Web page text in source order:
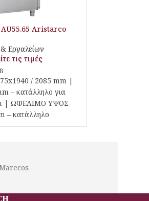
AU55.65 Aristarco
Εργαλείων
τις τιμές
/ 2085 mm |
– κατάλληλο για
| ΩΦΕΛΙΜΟ ΥΨΟΣ
– κατάλληλο